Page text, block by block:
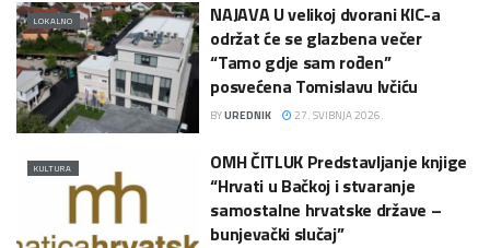
LOKALNO
NAJAVA U velikoj dvorani KIC-a
održat će se glazbena večer
“Tamo gdje sam rođen”
posvećena Tomislavu Ivčiću
BYUREDNIK 27. SVIBNJA 2026.
KULTURA
OMH ČITLUK Predstavljanje knjige
“Hrvati u Bačkoj i stvaranje
samostalne hrvatske države –
bunjevački slučaj”